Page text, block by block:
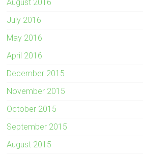
August 2016
July 2016
May 2016
April 2016
December 2015
November 2015
October 2015
September 2015
August 2015